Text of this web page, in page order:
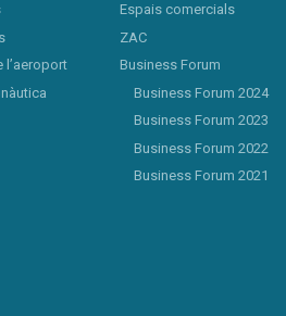
l’aeroport
Espais comercials
ZAC
Business Forum
Business Forum 2024
Business Forum 2023
Business Forum 2022
Business Forum 2021